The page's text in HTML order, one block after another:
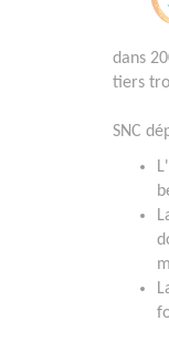
dans
tiers
SNC